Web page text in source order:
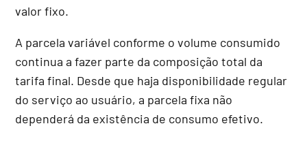
valor fixo.
A parcela variável conforme o volume consumido
continua a fazer parte da composição total da
tarifa final. Desde que haja disponibilidade regular
do serviço ao usuário, a parcela fixa não
dependerá da existência de consumo efetivo.